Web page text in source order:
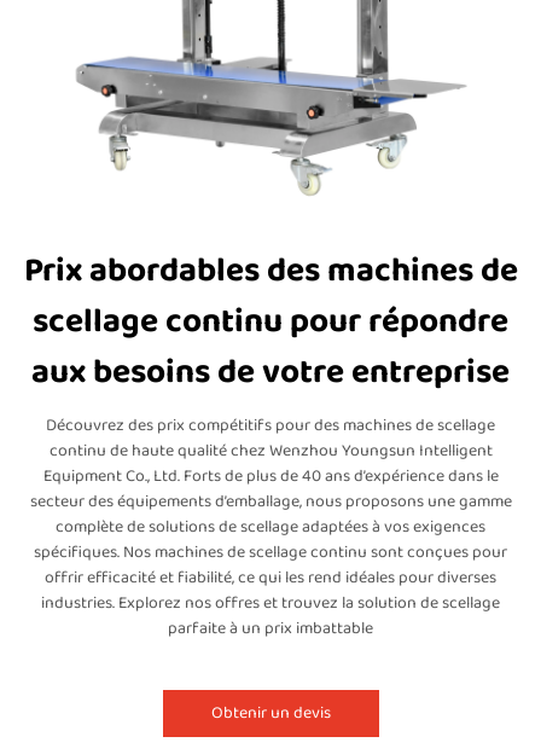
Prix abordables des machines de
scellage continu pour répondre
aux besoins de votre entreprise
Découvrez des prix compétitifs pour des machines de scellage
continu de haute qualité chez Wenzhou Youngsun Intelligent
Equipment Co., Ltd. Forts de plus de 40 ans d’expérience dans le
secteur des équipements d’emballage, nous proposons une gamme
complète de solutions de scellage adaptées à vos exigences
spécifiques. Nos machines de scellage continu sont conçues pour
offrir efficacité et fiabilité, ce qui les rend idéales pour diverses
industries. Explorez nos offres et trouvez la solution de scellage
parfaite à un prix imbattable
Obtenir un devis